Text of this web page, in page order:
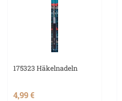
175323 Häkelnadeln
4,99 €